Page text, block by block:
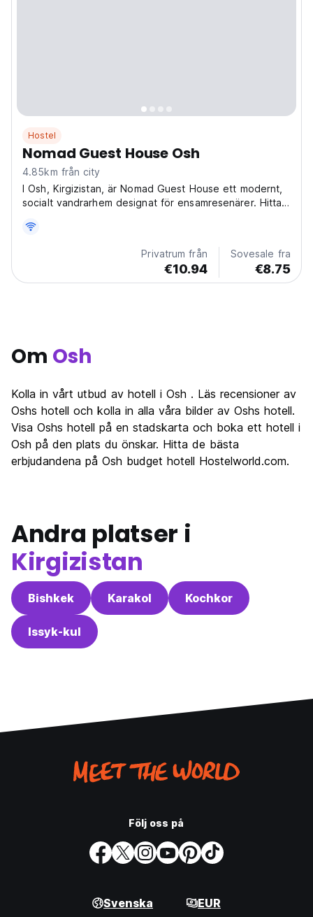
Hostel
Nomad Guest House Osh
4.85km från city
I Osh, Kirgizistan, är Nomad Guest House ett modernt,
socialt vandrarhem designat för ensamresenärer. Hitta
de bästa vandrarhemmen i Osh för att utforska
Centralasien! (Auto-translated from original language)
Privatrum från
€10.94
Sovesale fra
€8.75
Om Osh
Kolla in vårt utbud av hotell i Osh . Läs recensioner av
Oshs hotell och kolla in alla våra bilder av Oshs hotell.
Visa Oshs hotell på en stadskarta och boka ett hotell i
Osh på den plats du önskar. Hitta de bästa
erbjudandena på Osh budget hotell Hostelworld.com.
Andra platser i
Kirgizistan
Bishkek Karakol Kochkor
Issyk-kul
Följ oss på
Svenska EUR